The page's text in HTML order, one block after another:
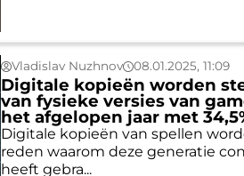
Vladislav Nuzhnov 08.01.2025, 11:09
Digitale kopieën worden
van fysieke versies van
het afgelopen jaar met
Digitale kopieën van spellen
reden waarom deze generatie
heeft gebra...